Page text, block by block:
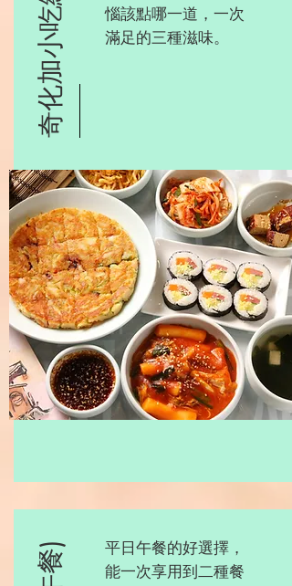
奇化加小吃總匯
惱該點哪一道，一次
滿足的三種滋味。
平日午餐的好選擇，
能一次享用到二種餐